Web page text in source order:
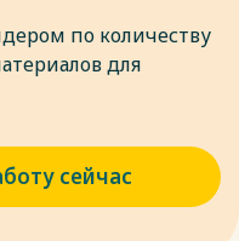
по количеству
для
сейчас